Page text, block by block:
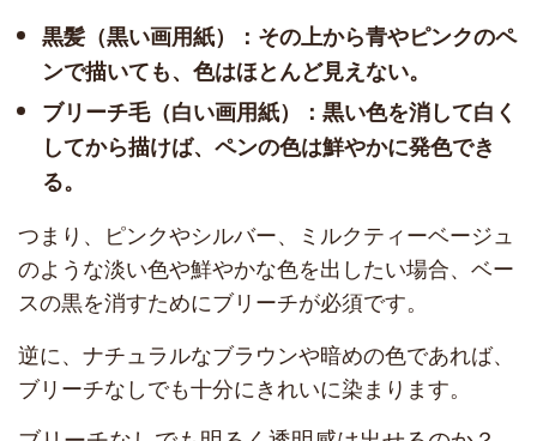
黒髪（黒い画用紙）：その上から青やピンクのペ
ンで描いても、色はほとんど見えない。
ブリーチ毛（白い画用紙）：黒い色を消して白く
してから描けば、ペンの色は鮮やかに発色でき
る。
つまり、ピンクやシルバー、ミルクティーベージュ
のような淡い色や鮮やかな色を出したい場合、ベー
スの黒を消すためにブリーチが必須です。
逆に、ナチュラルなブラウンや暗めの色であれば、
ブリーチなしでも十分にきれいに染まります。